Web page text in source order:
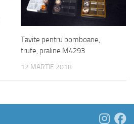
Tavite pentru bomboane,
trufe, praline M4293
12 MARTIE 2018